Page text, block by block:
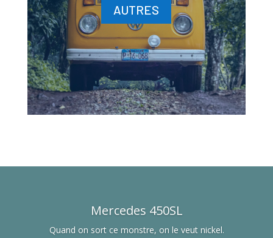
AUTRES
Mercedes 450SL
Quand on sort ce monstre, on le veut nickel.